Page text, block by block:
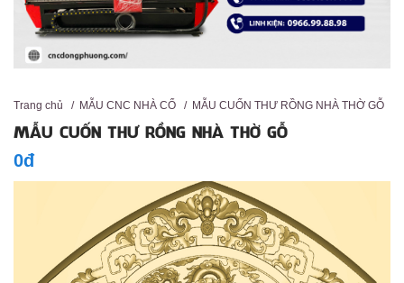
Trang chủ / MẪU CNC NHÀ CỔ / MẪU CUỐN THƯ RỒNG NHÀ THỜ GỖ
MẪU CUỐN THƯ RỒNG NHÀ THỜ GỖ
0đ